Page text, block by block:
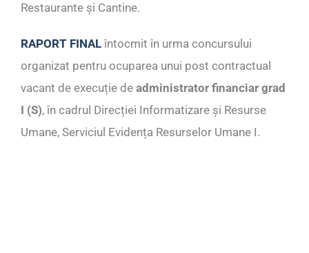
Restaurante și Cantine.
RAPORT FINAL întocmit în urma concursului
organizat pentru ocuparea unui post contractual
vacant de execuție de administrator financiar grad
I (S), în cadrul Direcției Informatizare și Resurse
Umane, Serviciul Evidența Resurselor Umane I.